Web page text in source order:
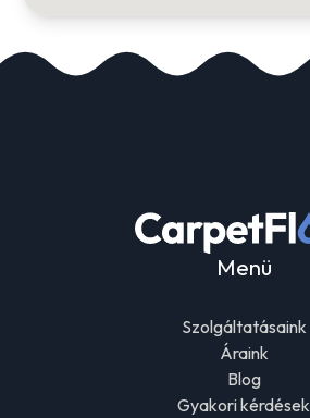
Menü
Szolgáltatásaink
Áraink
Blog
Gyakori kérdések